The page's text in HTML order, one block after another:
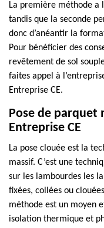
La première méthode a
tandis que la seconde
donc d’anéantir la
Pour bénéficier des
revêtement de sol
faites appel à
Entreprise CE.
Pose de parquet
Entreprise CE
La pose clouée est la
massif. C’est une
sur les lambourdes les
fixées, collées ou
méthode est un moyen
isolation thermique et